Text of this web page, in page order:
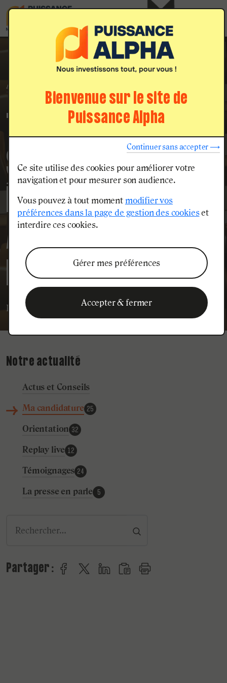
Bienvenue sur le site de
Puissance Alpha
Ce site utilise des cookies pour améliorer votre
navigation et pour mesurer son audience.
Vous pouvez à tout moment modifier vos
préférences dans la page de gestion des cookieset
interdire ces cookies.
Continuer sans accepter ⟶
Gérer mes préférences
Accepter & fermer
Nos voies
d'admission
Accueil
TOUS LES DÉTAILS
SUR LA JOURNÉE DES
ÉPREUVES ÉCRITES
AU CONCOURS
INGÉNIEURS BAC+5
Publié le 2026 Ma candidature
Notre actualité
Actus et Conseils
Ma candidature 25
Orientation 32
Replay live 12
Témoignages 24
La presse en parle 5
Partager :
Partager sur Facebook
Partager sur Twitter
Partager sur LinkedIn
Copier le lien
Imprimer